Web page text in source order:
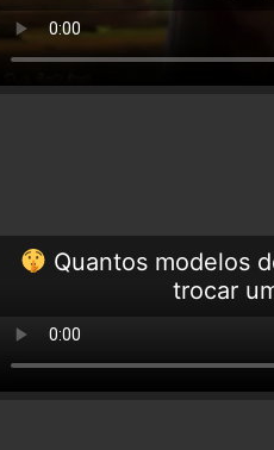
Quantos modelos
trocar